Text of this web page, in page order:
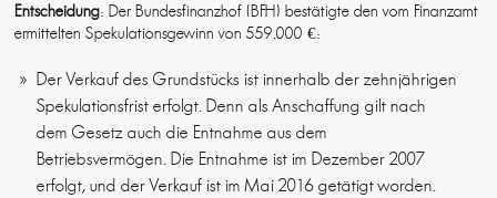
Entscheidung: Der Bundesfinanzhof (BFH) bestätigte den vom Finanzamt
ermittelten Spekulationsgewinn von 559.000 €:
Der Verkauf des Grundstücks ist innerhalb der zehnjährigen
Spekulationsfrist erfolgt. Denn als Anschaffung gilt nach
dem Gesetz auch die Entnahme aus dem
Betriebsvermögen. Die Entnahme ist im Dezember 2007
erfolgt, und der Verkauf ist im Mai 2016 getätigt worden.